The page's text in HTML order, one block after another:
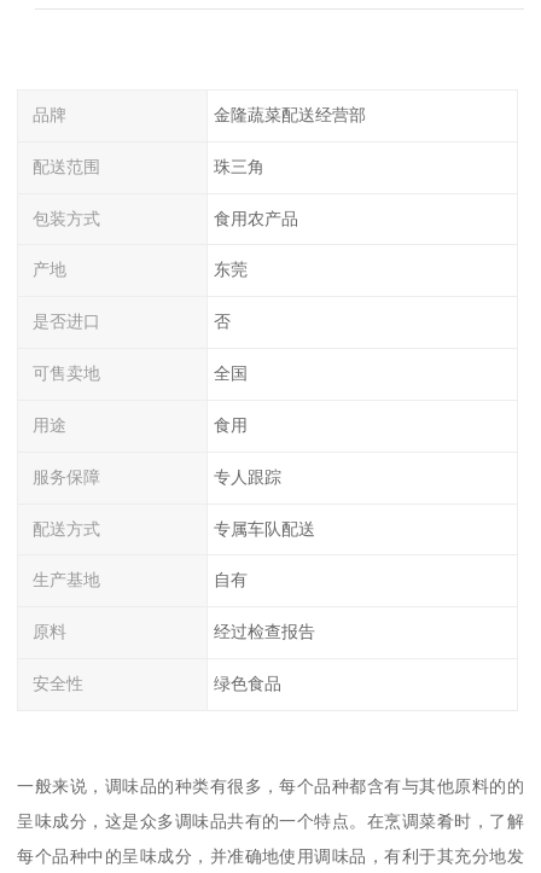
品牌 金隆蔬菜配送经营部
配送范围 珠三角
包装方式 食用农产品
产地 东莞
是否进口 否
可售卖地 全国
用途 食用
服务保障 专人跟踪
配送方式 专属车队配送
生产基地 自有
原料 经过检查报告
安全性 绿色食品
一般来说，调味品的种类有很多，每个品种都含有与其他原料的的
呈味成分，这是众多调味品共有的一个特点。在烹调菜肴时，了解
每个品种中的呈味成分，并准确地使用调味品，有利于其充分地发